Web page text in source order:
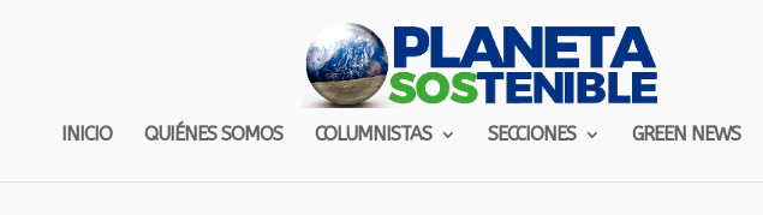
INICIO QUIÉNES SOMOS COLUMNISTAS SECCIONES GREEN NEWS